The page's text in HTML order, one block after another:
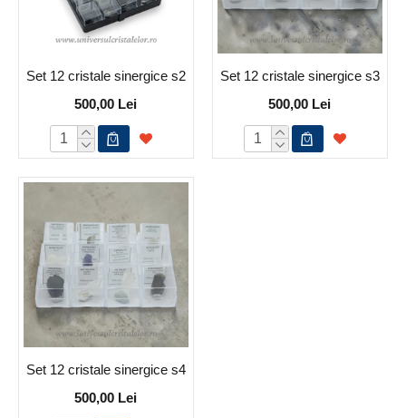
Set 12 cristale sinergice s2
500,00 Lei
Set 12 cristale sinergice s3
500,00 Lei
Set 12 cristale sinergice s4
500,00 Lei